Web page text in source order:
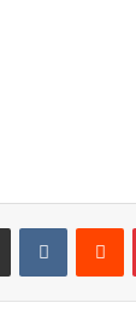
بينتيريست